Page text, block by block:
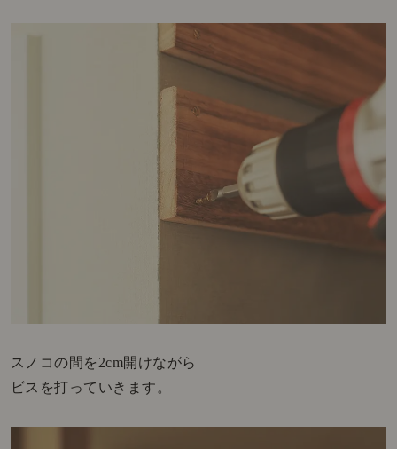
スノコの間を2cm開けながら
ビスを打っていきます。